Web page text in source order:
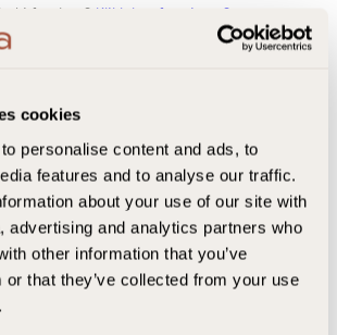
cookies
personalise content and ads, to
features and to analyse our traffic.
about your use of our site with
advertising and analytics partners who
other information that you’ve
or that they’ve collected from your use
i fersken? Klikk her for sitron?
gleder så langt lageret rekker
veldig god og du går ned i vekt.
du går ned i vekt, men det går sakte, men
det er bra
Liv H. Bekreftet bruker